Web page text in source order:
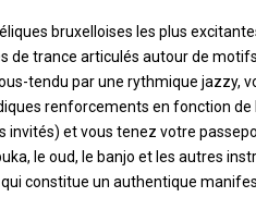
bruxelloises les plus
de trance articulés autour de
tendu par une rythmique jazzy,
renforcements en fonction de
invités) et vous tenez votre
le oud, le banjo et les autres
constitue un authentique